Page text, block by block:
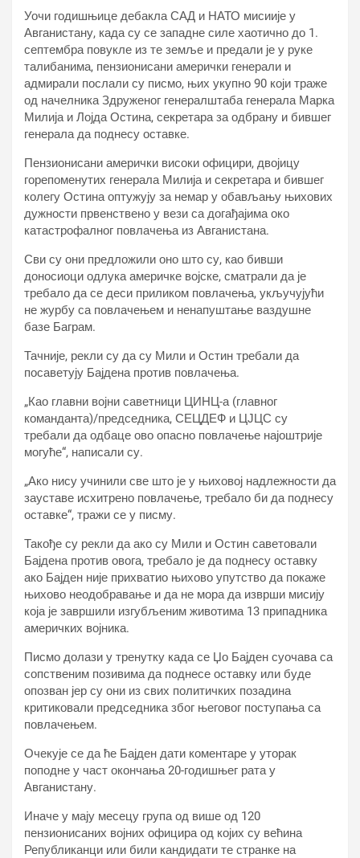
Уочи годишњице дебакла САД и НАТО мисиије у
Авганистану, када су се западне силе хаотично до 1.
септембра повукле из те земље и предали је у руке
талибанима, пензионисани амерички генерали и
адмирали послали су писмо, њих укупно 90 који траже
од начелника Здруженог генералштаба генерала Марка
Милија и Лојда Остина, секретара за одбрану и бившег
генерала да поднесу оставке.
Пензионисани амерички високи официри, двојицу
горепоменутих генерала Милија и секретара и бившег
колегу Остина оптужују за немар у обављању њихових
дужности првенствено у вези са догађајима око
катастрофалног повлачења из Авганистана.
Сви су они предложили оно што су, као бивши
доносиоци одлука америчке војске, сматрали да је
требало да се деси приликом повлачења, укључујући
не журбу са повлачењем и ненапуштање ваздушне
базе Баграм.
Тачније, рекли су да су Мили и Остин требали да
посаветују Бајдена против повлачења.
„Као главни војни саветници ЦИНЦ-а (главног
команданта)/председника, СЕЦДЕФ и ЦЈЦС су
требали да одбаце ово опасно повлачење најоштрије
могуће“, написали су.
„Ако нису учинили све што је у њиховој надлежности да
зауставе исхитрено повлачење, требало би да поднесу
оставке“, тражи се у писму.
Такође су рекли да ако су Мили и Остин саветовали
Бајдена против овога, требало је да поднесу оставку
ако Бајден није прихватио њихово упутство да покаже
њихово неодобравање и да не мора да изврши мисију
која је завршили изгубљеним животима 13 припадника
америчких војника.
Писмо долази у тренутку када се Џо Бајден суочава са
сопственим позивима да поднесе оставку или буде
опозван јер су они из свих политичких позадина
критиковали председника због његовог поступања са
повлачењем.
Очекује се да ће Бајден дати коментаре у уторак
поподне у част окончања 20-годишњег рата у
Авганистану.
Иначе у мају месецу група од више од 120
пензионисаних војних официра од којих су већина
Републиканци или били кандидати те странке на